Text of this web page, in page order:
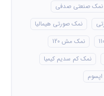
نمک صنعتی صدفی
نمک صورتی هیمالیا
نمک مش 120
نمک کم سدیم کیمیا